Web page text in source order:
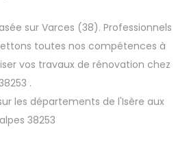
sur Varces (38). Professionnels
toutes nos compétences à
vos travaux de rénovation chez
.
les départements de l'Isère aux
38253